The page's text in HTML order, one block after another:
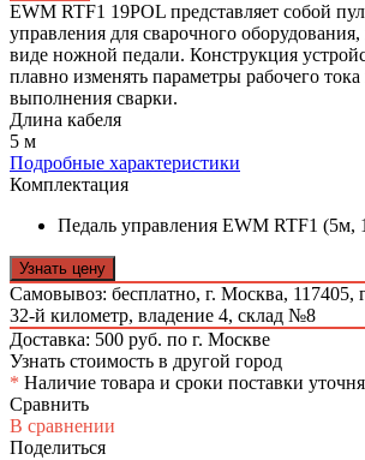
EWM RTF1 19POL представляет собой
управления для сварочного
виде ножной педали. Конструкция
плавно изменять параметры рабочего тока
выполнения сварки.
Длина кабеля
5 м
Подробные характеристики
Комплектация
Педаль управления EWM RTF1 (5м,
Узнать цену
Самовывоз: бесплатно, г. Москва,
32-й километр, владение 4, склад №8
Доставка: 500 руб. по г. Москве
Узнать стоимость в другой город
* Наличие товара и сроки поставки
Сравнить
В сравнении
Поделиться